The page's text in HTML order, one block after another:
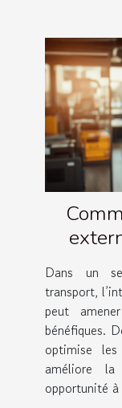
votre
Dans un
transport,
peut
bénéfiques.
optimise
améliore
opportunité à